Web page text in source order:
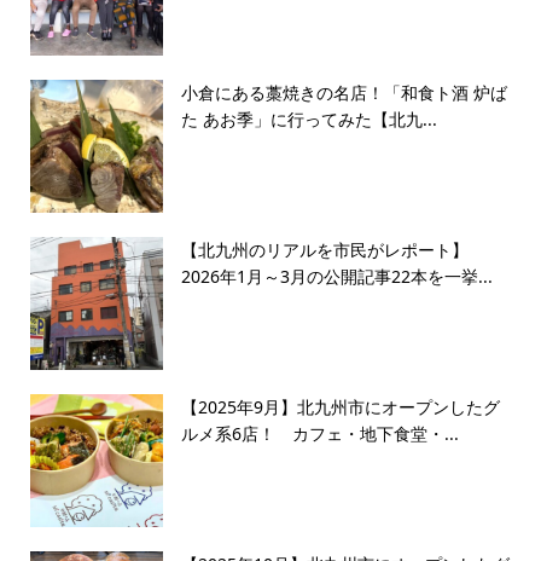
小倉にある藁焼きの名店！「和食ト酒 炉ば
た あお季」に行ってみた【北九...
【北九州のリアルを市民がレポート】
2026年1月～3月の公開記事22本を一挙...
【2025年9月】北九州市にオープンしたグ
ルメ系6店！ カフェ・地下食堂・...